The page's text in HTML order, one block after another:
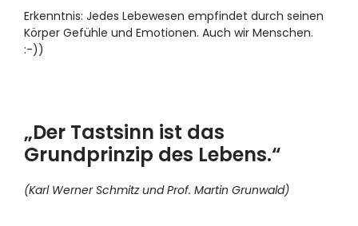
Erkenntnis: Jedes Lebewesen empfindet durch seinen
Körper Gefühle und Emotionen. Auch wir Menschen.
:-))
„Der Tastsinn ist das
Grundprinzip des Lebens.“
(Karl Werner Schmitz und Prof. Martin Grunwald)